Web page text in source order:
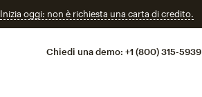
Inizia oggi: non è richiesta una carta di credito.
Chiedi una demo: +1 (800) 315-5939